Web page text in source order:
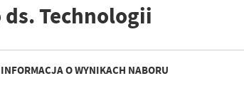
Technologii
INFORMACJA O WYNIKACH NABORU